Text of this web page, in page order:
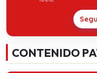
CONTENIDO